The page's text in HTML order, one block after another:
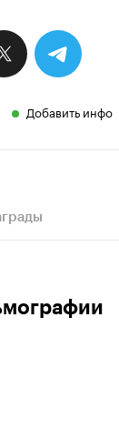
Добавить инфо